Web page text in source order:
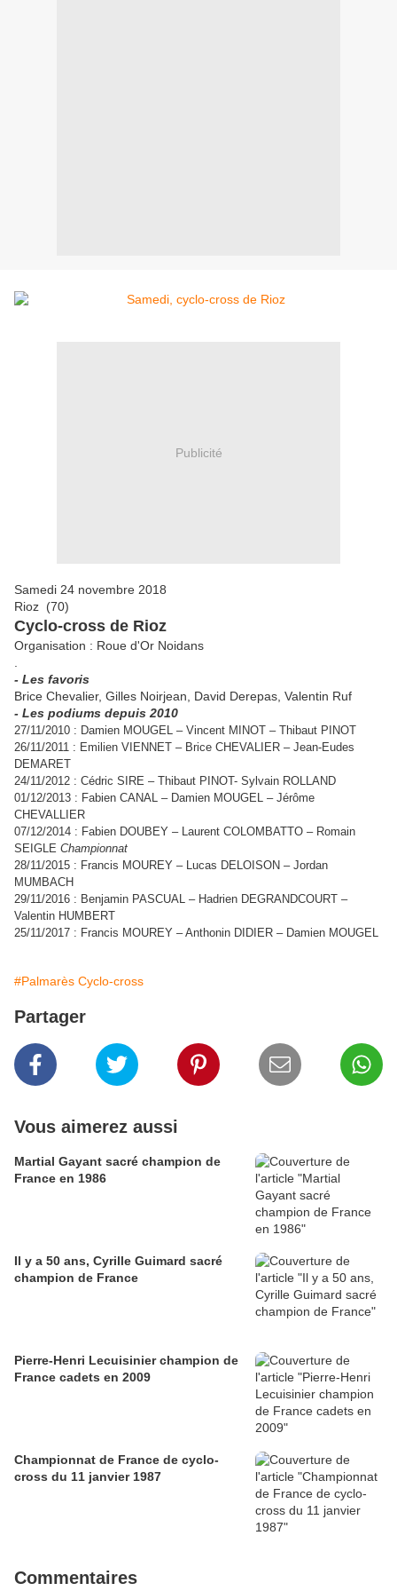
Publicité
Samedi 24 novembre 2018
Rioz (70)
Cyclo-cross de Rioz
Organisation : Roue d'Or Noidans
- Les favoris
Brice Chevalier, Gilles Noirjean, David Derepas, Valentin Ruf
- Les podiums depuis 2010
27/11/2010 : Damien MOUGEL – Vincent MINOT – Thibaut PINOT
26/11/2011 : Emilien VIENNET – Brice CHEVALIER – Jean-Eudes
DEMARET
24/11/2012 : Cédric SIRE – Thibaut PINOT- Sylvain ROLLAND
01/12/2013 : Fabien CANAL – Damien MOUGEL – Jérôme
CHEVALLIER
07/12/2014 : Fabien DOUBEY – Laurent COLOMBATTO – Romain
SEIGLE Championnat
28/11/2015 : Francis MOUREY – Lucas DELOISON – Jordan
MUMBACH
29/11/2016 : Benjamin PASCUAL – Hadrien DEGRANDCOURT –
Valentin HUMBERT
25/11/2017 : Francis MOUREY – Anthonin DIDIER – Damien MOUGEL
#Palmarès Cyclo-cross
Partager
Vous aimerez aussi
Martial Gayant sacré champion de
France en 1986
Il y a 50 ans, Cyrille Guimard sacré
champion de France
Pierre-Henri Lecuisinier champion de
France cadets en 2009
Championnat de France de cyclo-
cross du 11 janvier 1987
Commentaires